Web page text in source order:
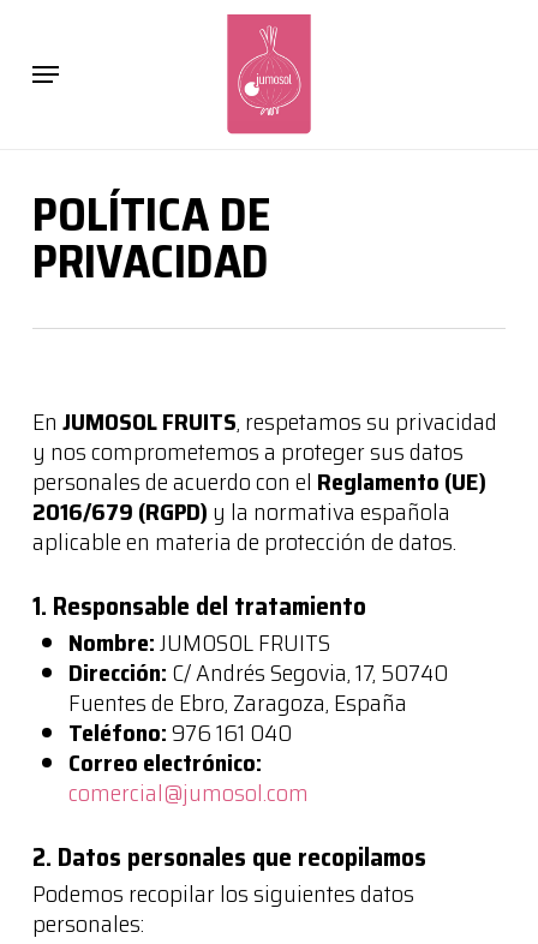
mainMenu
POLÍTICA DE
PRIVACIDAD
EnJUMOSOL FRUITS, respetamos su privacidad
y nos comprometemos a proteger sus datos
personales de acuerdo con el Reglamento (UE)
2016/679 (RGPD)y la normativa española
aplicable en materia de protección de datos.
1. Responsable del tratamiento
Nombre:JUMOSOL FRUITS
Dirección:C/ Andrés Segovia, 17, 50740
Fuentes de Ebro, Zaragoza, España
Teléfono:976 161 040
Correo electrónico:
comercial@jumosol.com
2. Datos personales que recopilamos
Podemos recopilar los siguientes datos
personales: